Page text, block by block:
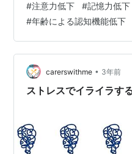
困ると思って取りに戻った
けたところで 今度はハン
気付いた。 もう１回取り
ホントに多い。 ・自転車
っていないことに気付く
ぎ、１本先まで行ってしま
#注意力低下 #記憶力低下
#年齢による認知機能低下
carerswithme • 3年前
ストレスでイライラす